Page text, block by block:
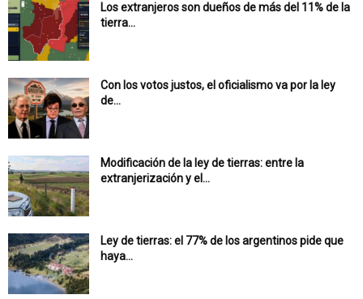
Los extranjeros son dueños de más del 11% de la
tierra...
Con los votos justos, el oficialismo va por la ley
de...
Modificación de la ley de tierras: entre la
extranjerización y el...
Ley de tierras: el 77% de los argentinos pide que
haya...